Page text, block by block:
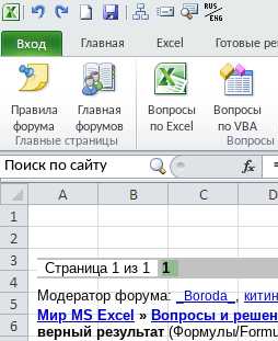
Главная Excel Готовые
Правила
форума
Главная
форумов
Главные страницы
Вопросы
по Excel
Вопросы
по VBA
Страница 1 из 1
1
Модератор форума:_Boroda_,китин
Мир MS Excel » Вопросы и
верный результат (Формулы/